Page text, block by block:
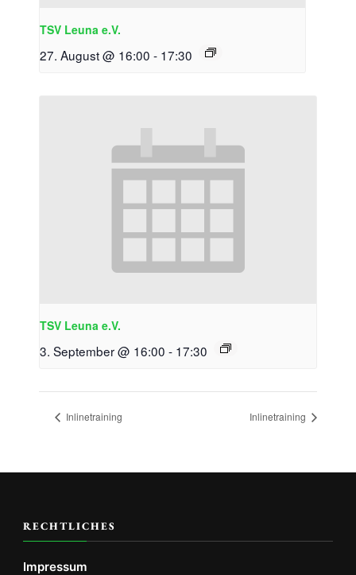
TSV Leuna e.V.
27. August @ 16:00 - 17:30
TSV Leuna e.V.
3. September @ 16:00 - 17:30
Inlinetraining Inlinetraining
RECHTLICHES
Impressum